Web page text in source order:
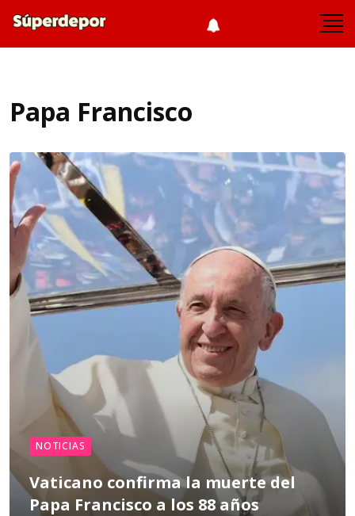
Papa Francisco
NOTICIAS
Vaticano confirma la muerte del
Papa Francisco a los 88 años